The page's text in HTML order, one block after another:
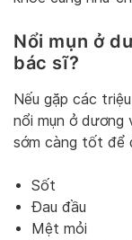
Nổi mụn ở
bác sĩ?
Nếu gặp các
nổi mụn ở dương
sớm càng tốt để
Sốt
Đau đầu
Mệt mỏi